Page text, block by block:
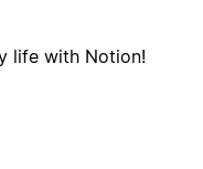
life with Notion!